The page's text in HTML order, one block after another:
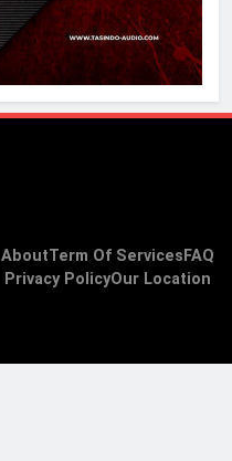
AboutTerm Of Services FAQ
Privacy PolicyOur Location